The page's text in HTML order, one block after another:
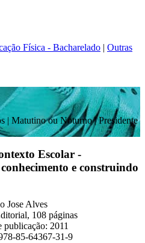
Física - Bacharelado | Outras
| Matutino ou Noturno| Presidente
Escolar -
e construindo
Jose Alves
108 páginas
publicação: 2011
85-64367-31-9